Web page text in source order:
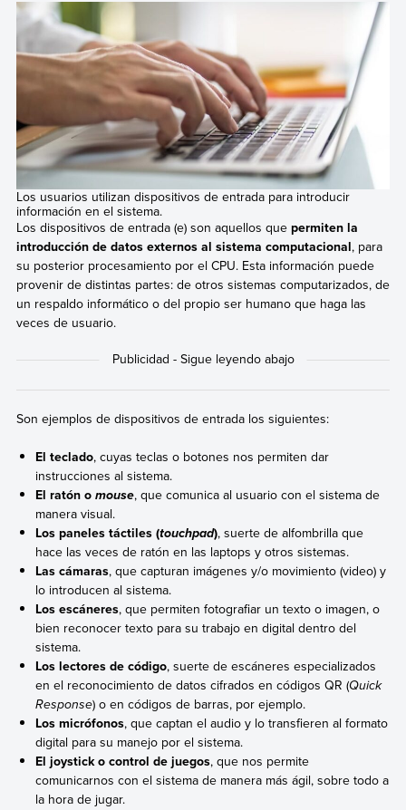
Los usuarios utilizan dispositivos de entrada para introducir
información en el sistema.
Los dispositivos de entrada (e) son aquellos que permiten la
introducción de datos externos al sistema computacional, para
su posterior procesamiento por el CPU. Esta información puede
provenir de distintas partes: de otros sistemas computarizados, de
un respaldo informático o del propio ser humano que haga las
veces de usuario.
Son ejemplos de dispositivos de entrada los siguientes:
El teclado, cuyas teclas o botones nos permiten dar
instrucciones al sistema.
El ratón omouse, que comunica al usuario con el sistema de
manera visual.
Los paneles táctiles (touchpad), suerte de alfombrilla que
hace las veces de ratón en las laptops y otros sistemas.
Las cámaras, que capturan imágenes y/o movimiento (video) y
lo introducen al sistema.
Los escáneres, que permiten fotografiar un texto o imagen, o
bien reconocer texto para su trabajo en digital dentro del
sistema.
Los lectores de código, suerte de escáneres especializados
en el reconocimiento de datos cifrados en códigos QR (Quick
Response) o en códigos de barras, por ejemplo.
Los micrófonos, que captan el audio y lo transfieren al formato
digital para su manejo por el sistema.
El joystick o control de juegos, que nos permite
comunicarnos con el sistema de manera más ágil, sobre todo a
la hora de jugar.